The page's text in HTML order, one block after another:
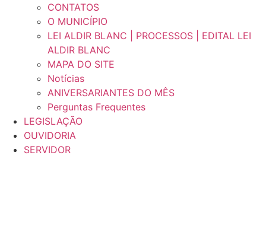
CONTATOS
O MUNICÍPIO
LEI ALDIR BLANC | PROCESSOS | EDITAL LEI
ALDIR BLANC
MAPA DO SITE
Notícias
ANIVERSARIANTES DO MÊS
Perguntas Frequentes
LEGISLAÇÃO
OUVIDORIA
SERVIDOR